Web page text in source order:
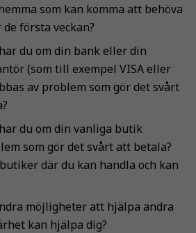
som kan komma att behöva
första veckan?
du om din bank eller din
(som till exempel VISA eller
av problem som gör det svårt
du om din vanliga butik
som gör det svårt att betala?
där du kan handla och kan
möjligheter att hjälpa andra
kan hjälpa dig?